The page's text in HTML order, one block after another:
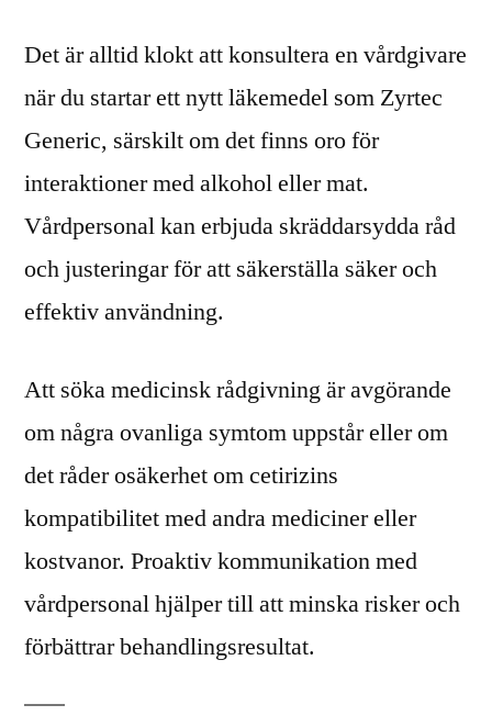
Det är alltid klokt att konsultera en vårdgivare
när du startar ett nytt läkemedel som Zyrtec
Generic, särskilt om det finns oro för
interaktioner med alkohol eller mat.
Vårdpersonal kan erbjuda skräddarsydda råd
och justeringar för att säkerställa säker och
effektiv användning.
Att söka medicinsk rådgivning är avgörande
om några ovanliga symtom uppstår eller om
det råder osäkerhet om cetirizins
kompatibilitet med andra mediciner eller
kostvanor. Proaktiv kommunikation med
vårdpersonal hjälper till att minska risker och
förbättrar behandlingsresultat.